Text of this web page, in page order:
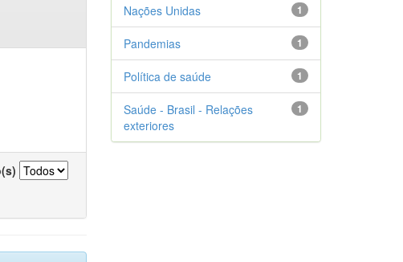
1
Nações Unidas
1
Pandemias
1
Política de saúde
1
Saúde - Brasil - Relações
exteriores